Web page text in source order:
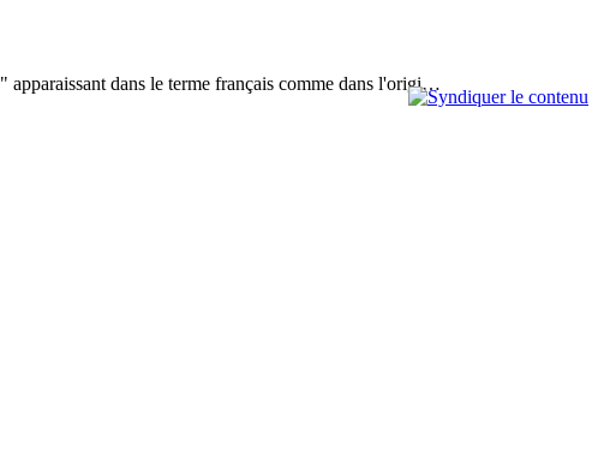
apparaissant dans le terme français comme dans l'origi…